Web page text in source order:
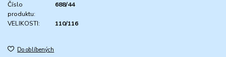
Číslo
produktu:
688/44
VELIKOSTI: 110/116
Do oblíbených